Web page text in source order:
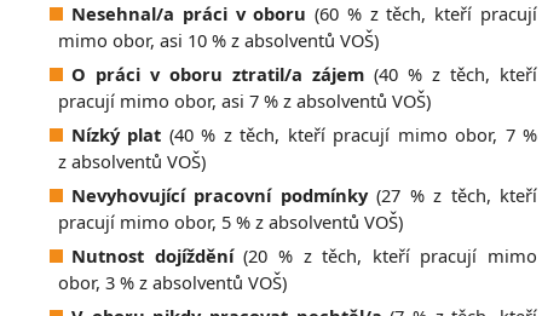
Nesehnal/a práci v oboru (60 % z těch, kteří pracují
mimo obor, asi 10 % z absolventů VOŠ)
O práci v oboru ztratil/a zájem (40 % z těch, kteří
pracují mimo obor, asi 7 % z absolventů VOŠ)
Nízký plat (40 % z těch, kteří pracují mimo obor, 7 %
z absolventů VOŠ)
Nevyhovující pracovní podmínky(27 % z těch, kteří
pracují mimo obor, 5 % z absolventů VOŠ)
Nutnost dojíždění(20 % z těch, kteří pracují mimo
obor, 3 % z absolventů VOŠ)